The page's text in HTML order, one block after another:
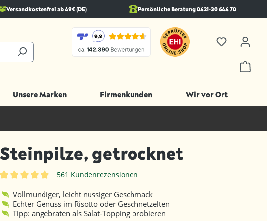
Versandkostenfrei ab 49€ (DE) Persönliche Beratung 0421-30 644 70
Unsere Marken Firmenkunden Wir vor Ort
Steinpilze, getrocknet
561 Kundenrezensionen
Vollmundiger, leicht nussiger Geschmack
Echter Genuss im Risotto oder Geschnetzelten
Tipp: angebraten als Salat-Topping probieren